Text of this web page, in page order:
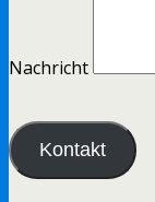
Nachricht
Kontakt